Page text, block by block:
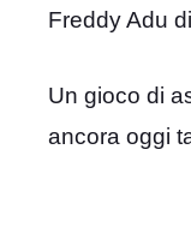
Freddy Adu
Un gioco di
ancora oggi